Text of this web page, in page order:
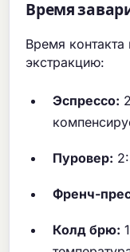
Время
Время
экстракцию:
Эспрессо:
Пуровер:
Френч-
Колд брю: